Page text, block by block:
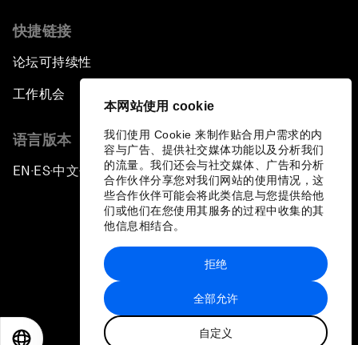
本网站使用 cookie
我们使用 Cookie 来制作贴合用户需求的内
容与广告、提供社交媒体功能以及分析我们
的流量。我们还会与社交媒体、广告和分析
合作伙伴分享您对我们网站的使用情况，这
些合作伙伴可能会将此类信息与您提供给他
们或他们在您使用其服务的过程中收集的其
他信息相结合。
全部允许
自定义
拒绝
快捷链接
论坛可持续性
工作机会
语言版本
EN ▪ES▪中文▪ 日本語
站点地图
世界经济论坛